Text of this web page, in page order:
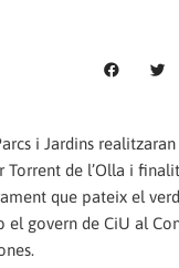
i Jardins realitzaran
de l’Olla i
que pateix el
govern de CiU al